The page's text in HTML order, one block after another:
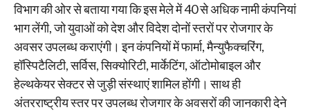
विभाग की ओर से बताया गया कि इस मेले में 40 से अधिक नामी कंपनियां
भाग लेंगी, जो युवाओं को देश और विदेश दोनों स्तरों पर रोजगार के
अवसर उपलब्ध कराएंगी। इन कंपनियों में फार्मा, मैन्युफैक्चरिंग,
हॉस्पिटैलिटी, सर्विस, सिक्योरिटी, मार्केटिंग, ऑटोमोबाइल और
हेल्थकेयर सेक्टर से जुड़ी संस्थाएं शामिल होंगी। साथ ही
अंतरराष्ट्रीय स्तर पर उपलब्ध रोजगार के अवसरों की जानकारी देने